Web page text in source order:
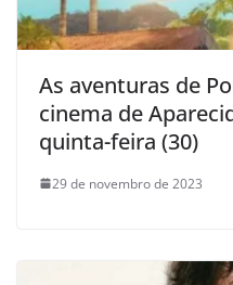
As aventuras de
cinema de
quinta-feira (30)
29 de novembro de 2023